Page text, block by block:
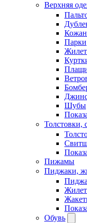
Верхняя
Парки
Шубы
Толстовки,
Пижамы
Пиджаки,
Обувь